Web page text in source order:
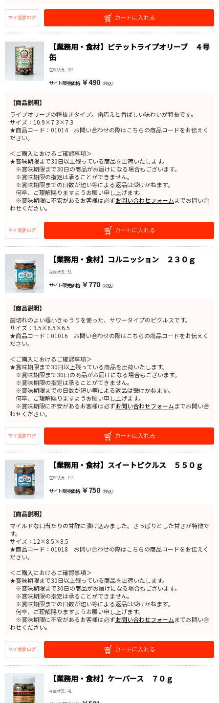
【業務用・食材】ピテットライプオリーブ ４号
缶
在庫状況 : 287
サイト販売価格 : ￥490（税込）
【商品説明】
ライプオリーブの種抜きタイプ。歯応えと香ばしい味わいが特長です。
サイズ：10.9×7.3×7.3
★商品コード：01014 お問い合わせの際はこちらの商品コードをお伝えく
ださい。
＜ご購入におけるご確認事項＞
★賞味期限まで30日以上残っている商品を出荷いたします。
※賞味期限まで30日の商品がお届けになる場合もございます。
※賞味期限の指定は承ることができません。
※賞味期限までの日数が短い等による返品は受けかねます。
何卒、ご理解賜りますようお願い申し上げます。
※賞味期限に不安があるお客様は必ずお問い合わせフォームまでお問い合
わせください。
【業務用・食材】コルニッション ２３０ｇ
在庫状況 : 51
サイト販売価格 : ￥770（税込）
【商品説明】
歯切れのよい極小きゅうりを使った、サワータイプのピクルスです。
サイズ：9.5×6.5×6.5
★商品コード：01016 お問い合わせの際はこちらの商品コードをお伝えく
ださい。
＜ご購入におけるご確認事項＞
★賞味期限まで30日以上残っている商品を出荷いたします。
※賞味期限まで30日の商品がお届けになる場合もございます。
※賞味期限の指定は承ることができません。
※賞味期限までの日数が短い等による返品は受けかねます。
何卒、ご理解賜りますようお願い申し上げます。
※賞味期限に不安があるお客様は必ずお問い合わせフォームまでお問い合
わせください。
【業務用・食材】スイートピクルス ５５０ｇ
在庫状況 : 154
サイト販売価格 : ￥750（税込）
【商品説明】
マイルドな口当たりの甘酢に漬け込みました。さっぱりとした甘さが特徴で
す。
サイズ：12×8.5×8.5
★商品コード：01018 お問い合わせの際はこちらの商品コードをお伝えく
ださい。
＜ご購入におけるご確認事項＞
★賞味期限まで30日以上残っている商品を出荷いたします。
※賞味期限まで30日の商品がお届けになる場合もございます。
※賞味期限の指定は承ることができません。
※賞味期限までの日数が短い等による返品は受けかねます。
何卒、ご理解賜りますようお願い申し上げます。
※賞味期限に不安があるお客様は必ずお問い合わせフォームまでお問い合
わせください。
【業務用・食材】ケーパース ７０ｇ
在庫状況 : 41